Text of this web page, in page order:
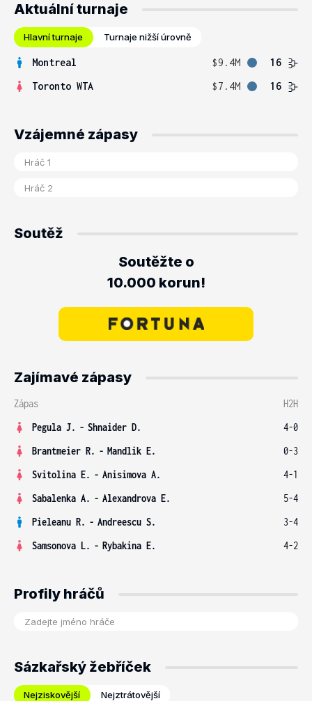
Aktuální turnaje
Hlavní turnaje Turnaje nižší úrovně
Montreal $9.4M
16
Toronto WTA
$7.4M 16
Vzájemné zápasy
Soutěž
Soutěžte o
10.000 korun!
Zajímavé zápasy
Zápas
H2H
Pegula J. - Shnaider D.
4-0
Brantmeier R. - Mandlik E.
0-3
Svitolina E. - Anisimova A.
4-1
Sabalenka A. - Alexandrova E.
5-4
Pieleanu R. - Andreescu S.
3-4
Samsonova L. - Rybakina E. 4-2
Profily hráčů
Sázkařský žebříček
Nejziskovější Nejztrátovější